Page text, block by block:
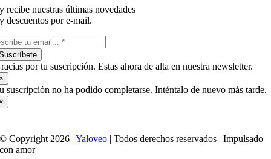
y recibe nuestras últimas novedades
y descuentos por e-mail.
por tu suscripción. Estas ahora de alta en nuestra newsletter.
suscripción no ha podido completarse. Inténtalo de nuevo más tarde.
© Copyright 2026 |Yaloveo | Todos derechos reservados | Impulsado
con amor